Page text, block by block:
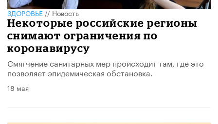
ЗДОРОВЬЕ//Новость
Некоторые российские регионы
снимают ограничения по
коронавирусу
Смягчение санитарных мер происходит там, где это
позволяет эпидемическая обстановка.
18 мая